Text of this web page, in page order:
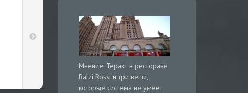
Мнение: Теракт в ресторане
Balzi Rossi и три вещи,
которые система не умеет